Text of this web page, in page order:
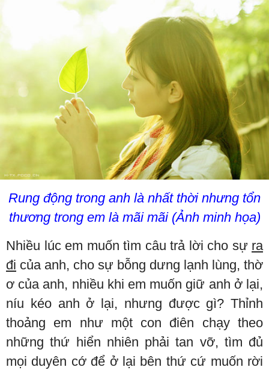
Rung động trong anh là nhất thời nhưng tổn
thương trong em là mãi mãi (Ảnh minh họa)
Nhiều lúc em muốn tìm câu trả lời cho sự ra
đi của anh, cho sự bỗng dưng lạnh lùng, thờ
ơ của anh, nhiều khi em muốn giữ anh ở lại,
níu kéo anh ở lại, nhưng được gì? Thỉnh
thoảng em như một con điên chạy theo
những thứ hiển nhiên phải tan vỡ, tìm đủ
mọi duyên cớ để ở lại bên thứ cứ muốn rời